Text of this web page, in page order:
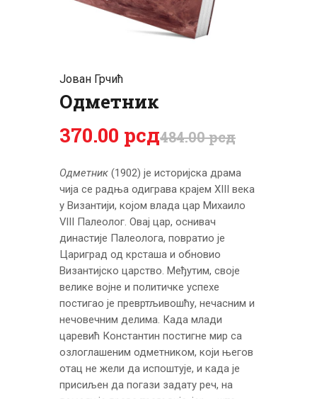
ЦЕНОВНИК
Јован Грчић
Одметник
484.00рсд
370.00 рсд
Одметник (1902) је историјска драма
чија се радња одиграва крајем XIII века
у Византији, којом влада цар Михаило
VIII Палеолог. Овај цар, оснивач
династије Палеолога, повратио је
Цариград од крсташа и обновио
Византијско царство. Међутим, своје
велике војне и политичке успехе
постигао је превртљивошћу, нечасним и
нечовечним делима. Када млади
царевић Константин постигне мир са
озлоглашеним одметником, који његов
отац не жели да испоштује, и када је
присиљен да погази задату реч, на